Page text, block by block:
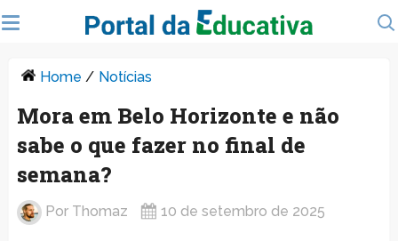
Home / Notícias
Mora em Belo Horizonte e não
sabe o que fazer no final de
semana?
Por Thomaz 10 de setembro de 2025